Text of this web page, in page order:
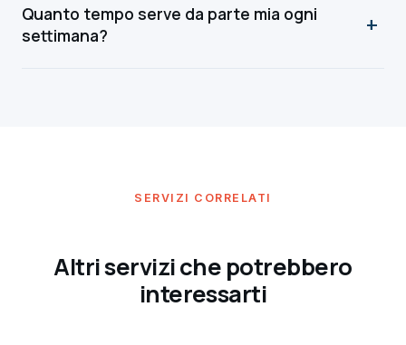
firmati (articoli, post LinkedIn, newsletter) che
funzionano benissimo per professionisti riservati.
Quanto tempo serve da parte mia ogni
settimana?
+
SERVIZI CORRELATI
Altri servizi che potrebbero
interessarti